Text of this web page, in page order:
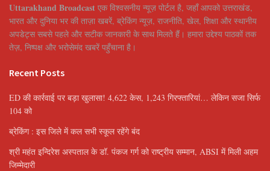
Uttarakhand Broadcast एक विश्वसनीय न्यूज़ पोर्टल है, जहाँ आपको उत्तराखंड,
भारत और दुनिया भर की ताज़ा खबरें, ब्रेकिंग न्यूज़, राजनीति, खेल, शिक्षा और स्थानीय
अपडेट्स सबसे पहले और सटीक जानकारी के साथ मिलते हैं। हमारा उद्देश्य पाठकों तक
तेज़, निष्पक्ष और भरोसेमंद खबरें पहुँचाना है।
Recent Posts
ED की कार्रवाई पर बड़ा खुलासा! 4,622 केस, 1,243 गिरफ्तारियां… लेकिन सजा सिर्फ
104 को
ब्रेकिंग : इस जिले में कल सभी स्कूल रहेंगे बंद
श्री महंत इन्दिरेश अस्पताल के डॉ. पंकज गर्ग को राष्ट्रीय सम्मान, ABSI में मिली अहम
जिम्मेदारी